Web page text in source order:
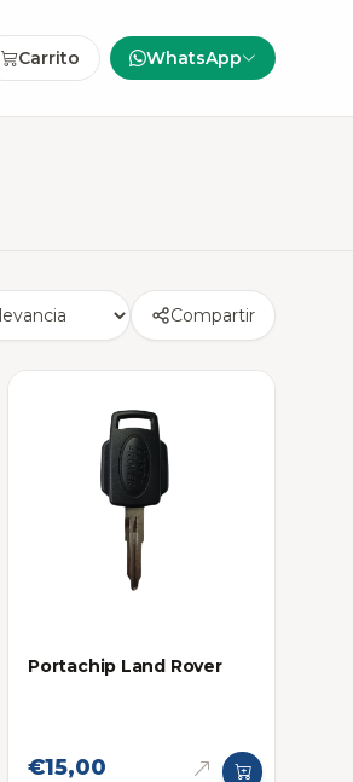
Carrito WhatsApp
Compartir
Portachip Land Rover
€15,00